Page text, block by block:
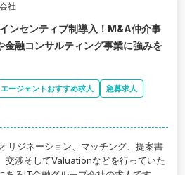
社
ンセンティブ制導入！M&A仲介事
金融コンサルティング事業に強みを
エージェントおすすめ求人
急募求人
リジネーション、マッチング、提案書
交渉そしてValuationなどを行っていた